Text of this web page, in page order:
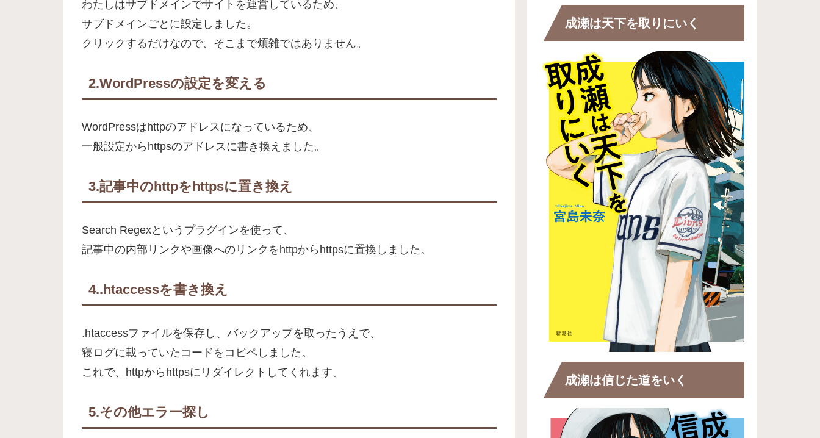
わたしはサブドメインでサイトを運営しているため、
サブドメインごとに設定しました。
クリックするだけなので、そこまで煩雑ではありません。
2.WordPressの設定を変える
WordPressはhttpのアドレスになっているため、
一般設定からhttpsのアドレスに書き換えました。
3.記事中のhttpをhttpsに置き換え
Search Regexというプラグインを使って、
記事中の内部リンクや画像へのリンクをhttpからhttpsに置換しました。
4..htaccessを書き換え
.htaccessファイルを保存し、バックアップを取ったうえで、
寝ログに載っていたコードをコピペしました。
これで、httpからhttpsにリダイレクトしてくれます。
5.その他エラー探し
成瀬は天下を取りにいく
成瀬は信じた道をいく